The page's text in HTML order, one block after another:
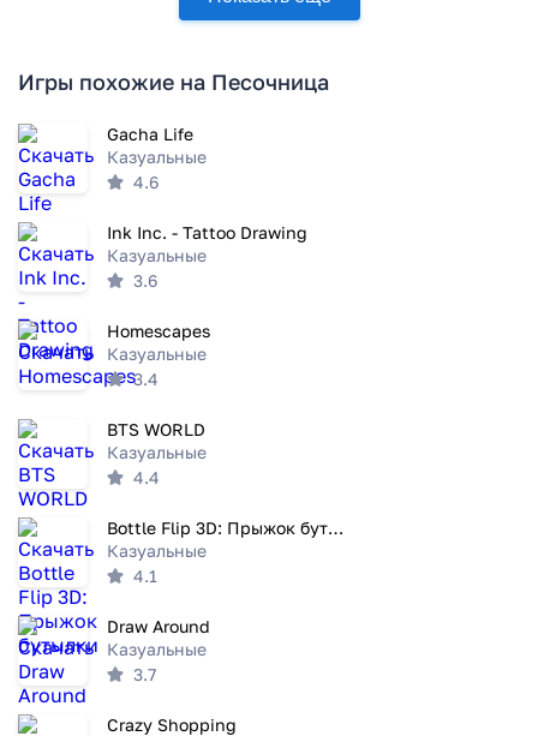
Игры похожие на Песочница
Gacha Life
Казуальные
4.6
Ink Inc. - Tattoo Drawing
Казуальные
3.6
Homescapes
Казуальные
3.4
BTS WORLD
Казуальные
4.4
Bottle Flip 3D: Прыжок бутылки
Казуальные
4.1
Draw Around
Казуальные
3.7
Crazy Shopping